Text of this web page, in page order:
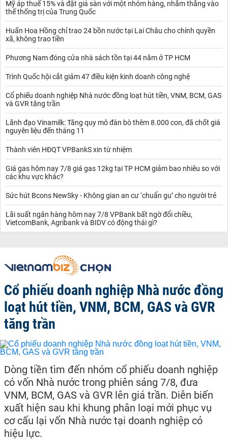
Mỹ áp thuế 15% và đặt giá sàn với một nhóm hàng, nhắm thẳng vào
thế thống trị của Trung Quốc
Huấn Hoa Hồng chỉ trao 24 bồn nước tại Lai Châu cho chính quyền
xã, không trao tiền
Phương Nam đóng cửa nhà sách tồn tại 44 năm ở TP HCM
Trình Quốc hội cắt giảm 47 điều kiện kinh doanh công nghệ
Cổ phiếu doanh nghiệp Nhà nước đồng loạt hút tiền, VNM, BCM, GAS
và GVR tăng trần
Lãnh đạo Vinamilk: Tăng quy mô đàn bò thêm 8.000 con, đã chốt giá
nguyên liệu đến tháng 11
Thành viên HĐQT VPBankS xin từ nhiệm
Giá gas hôm nay 7/8 giá gas 12kg tại TP HCM giảm bao nhiêu so với
các khu vực khác?
Sức hút Bcons NewSky - Không gian an cư ‘chuẩn gu’ cho người trẻ
Lãi suất ngân hàng hôm nay 7/8 VPBank bất ngờ đổi chiều,
VietcomBank, Agribank và BIDV có động thái gì?
Cổ phiếu doanh nghiệp Nhà nước đồng
loạt hút tiền, VNM, BCM, GAS và GVR
tăng trần
Dòng tiền tìm đến nhóm cổ phiếu doanh nghiệp
có vốn Nhà nước trong phiên sáng 7/8, đưa
VNM, BCM, GAS và GVR lên giá trần. Diễn biến
xuất hiện sau khi khung phân loại mới phục vụ
cơ cấu lại vốn Nhà nước tại doanh nghiệp có
hiệu lực.